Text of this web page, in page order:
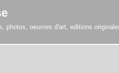
photos, oeuvres d'art, editions